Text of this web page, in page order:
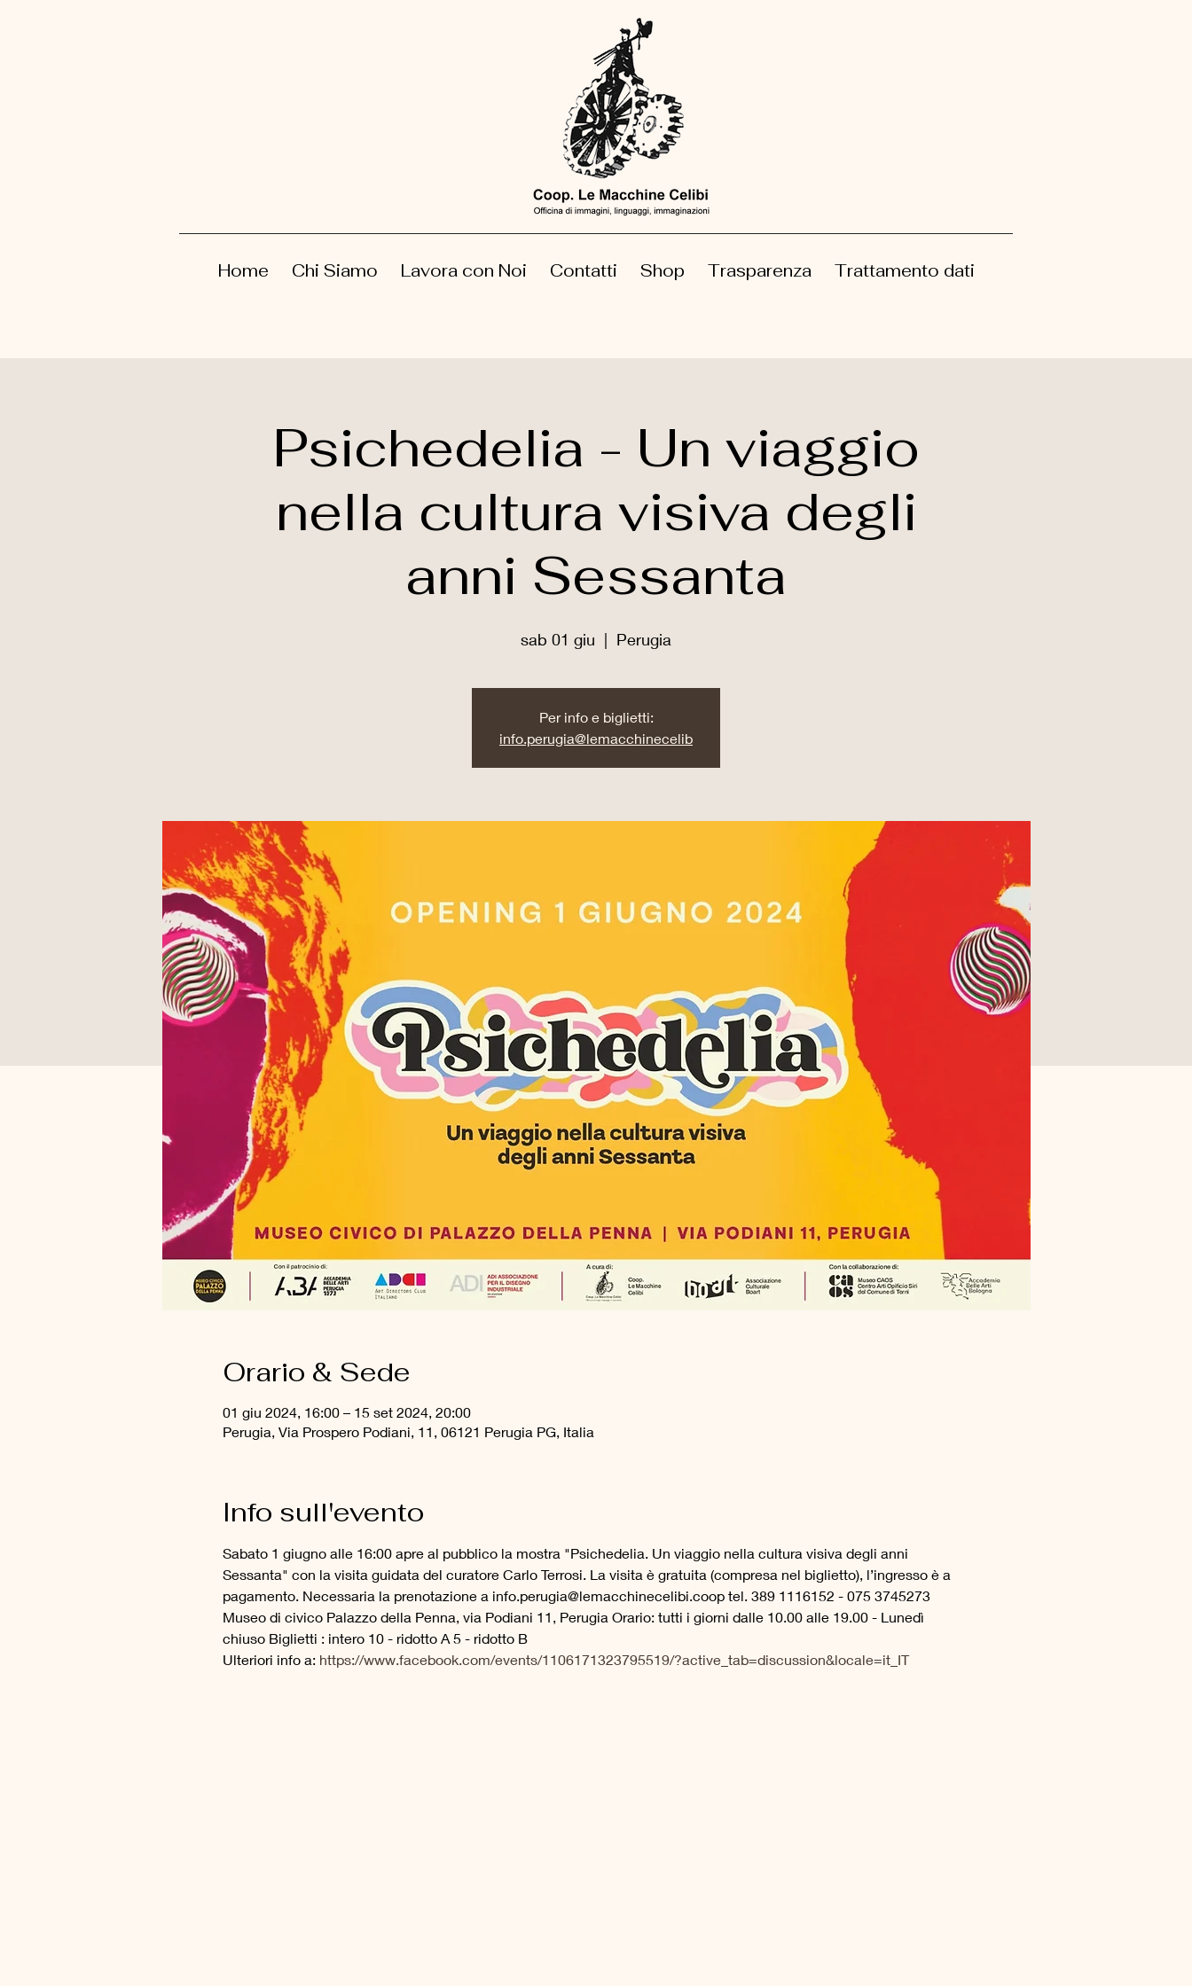
Home Chi Siamo Lavora con Noi Contatti Shop Trasparenza Trattamento dati
Psichedelia - Un viaggio
nella cultura visiva degli
anni Sessanta
sab 01 giu
  |
Perugia
Per info e biglietti:
info.perugia@lemacchinecelib
Orario & Sede
01 giu 2024, 16:00 – 15 set 2024, 20:00
Perugia, Via Prospero Podiani, 11, 06121 Perugia PG, Italia
Info sull'evento
Sabato 1 giugno alle 16:00 apre al pubblico la mostra "Psichedelia. Un viaggio nella cultura visiva degli anni
Sessanta" con la visita guidata del curatore Carlo Terrosi. La visita è gratuita (compresa nel biglietto), l’ingresso è a
pagamento. Necessaria la prenotazione a info.perugia@lemacchinecelibi.coop tel. 389 1116152 - 075 3745273
Museo di civico Palazzo della Penna, via Podiani 11, Perugia Orario: tutti i giorni dalle 10.00 alle 19.00 - Lunedì
chiuso Biglietti : intero 10 - ridotto A 5 - ridotto B
Ulteriori info a: https://www.facebook.com/events/1106171323795519/?active_tab=discussion&locale=it_IT